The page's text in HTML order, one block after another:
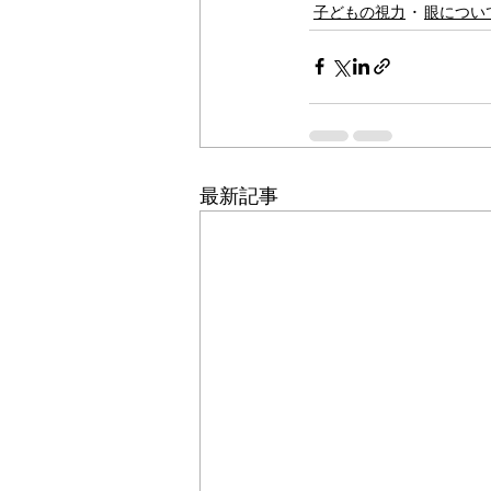
子どもの視力 眼につい
最新記事